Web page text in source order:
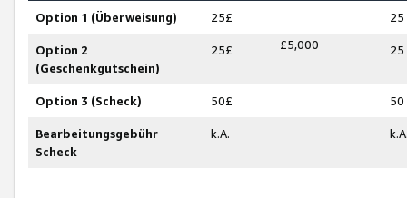
Option 1 (Überweisung) 25£ 25
Option 2
(Geschenkgutschein)
25£ £5,000 25
Option 3 (Scheck) 50£ 50
Bearbeitungsgebühr
Scheck
k.A.